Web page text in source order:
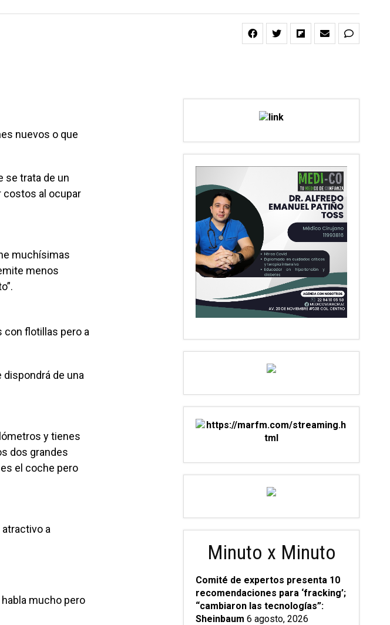
nuevos o que
se trata de un
costos al ocupar
muchísimas
menos
con flotillas pero a
dispondrá de una
y tienes
dos grandes
el coche pero
a
mucho pero
Minuto x Minuto
Comité de expertos presenta 10
recomendaciones para ‘fracking’;
“cambiaron las tecnologías”:
Sheinbaum 6 agosto, 2026